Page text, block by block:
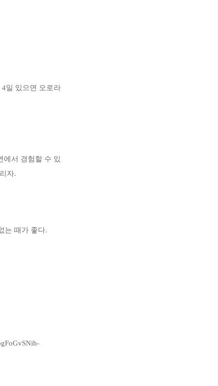
일 있으면 오로라
에서 경험할 수 있
자.
는 때가 좋다.